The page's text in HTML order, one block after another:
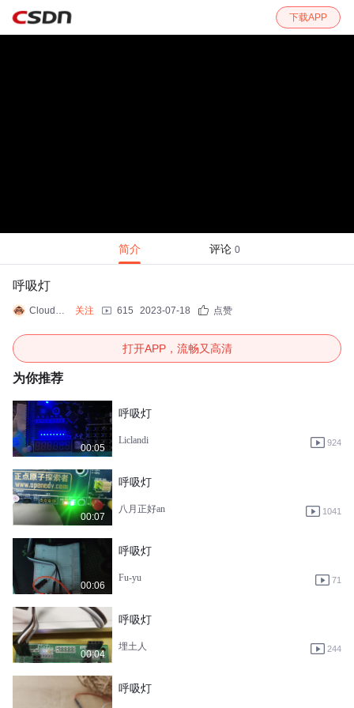
下载APP
简介 评论 0
呼吸灯
CloudFromChina 关注 615 2023-07-18 点赞
打开APP，流畅又高清
为你推荐
00:05
呼吸灯
Liclandi 924
00:07
呼吸灯
八月正好an 1041
00:06
呼吸灯
Fu-yu 71
00:04
呼吸灯
埋土人 244
呼吸灯